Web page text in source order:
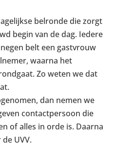
belronde die zorgt
begin van de dag. Iedere
belt een gastvrouw
waarna het
Zo weten we dat
dan nemen we
contactpersoon die
of alles in orde is. Daarna
UVV.